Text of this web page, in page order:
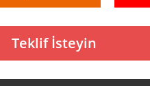
Teklif İsteyin